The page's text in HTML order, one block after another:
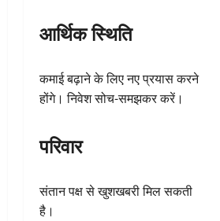
आर्थिक स्थिति
कमाई बढ़ाने के लिए नए प्रयास करने
होंगे। निवेश सोच-समझकर करें।
परिवार
संतान पक्ष से खुशखबरी मिल सकती
है।